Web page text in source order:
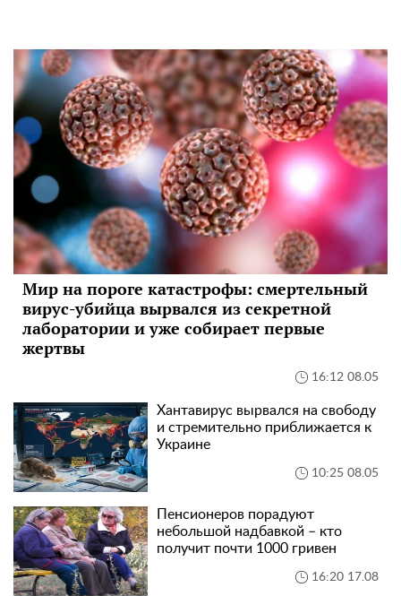
Мир на пороге катастрофы: смертельный
вирус-убийца вырвался из секретной
лаборатории и уже собирает первые
жертвы
16:12 08.05
Хантавирус вырвался на свободу
и стремительно приближается к
Украине
10:25 08.05
Пенсионеров порадуют
небольшой надбавкой – кто
получит почти 1000 гривен
16:20 17.08